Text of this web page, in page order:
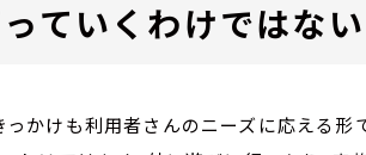
ていくわけではない
かけも利用者さんのニーズに応える形